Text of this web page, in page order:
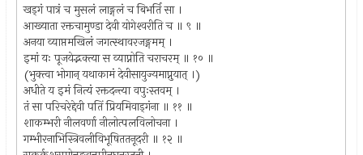
खड्‌गं पात्रं च मुसलं लाङ्गलं च बिभर्ति सा ।
आख्याता रक्तचामुण्डा देवी योगेश्‍वरीति च ॥ ९ ॥
अनया व्याप्तमखिलं जगत्स्थावरजङ्गमम् ।
इमां यः पूजयेद्भक्त्या स व्याप्नोति चराचरम् ॥ १० ॥
(भुक्त्वा भोगान् यथाकामं देवीसायुज्यमाप्नुयात् ।)
अधीते य इमं नित्यं रक्तदन्त्या वपुःस्तवम् ।
तं सा परिचरेद्देवी पतिं प्रियमिवाड्‍गंना ॥ ११ ॥
शाकम्भरी नीलवर्णा नीलोत्पलविलोचना ।
गम्भीरनाभिस्त्रिवलीविभूषिततनूदरी ॥ १२ ॥